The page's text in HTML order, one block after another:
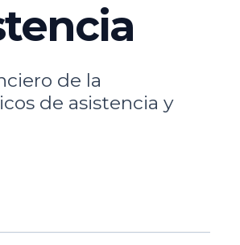
de la
de asistencia y